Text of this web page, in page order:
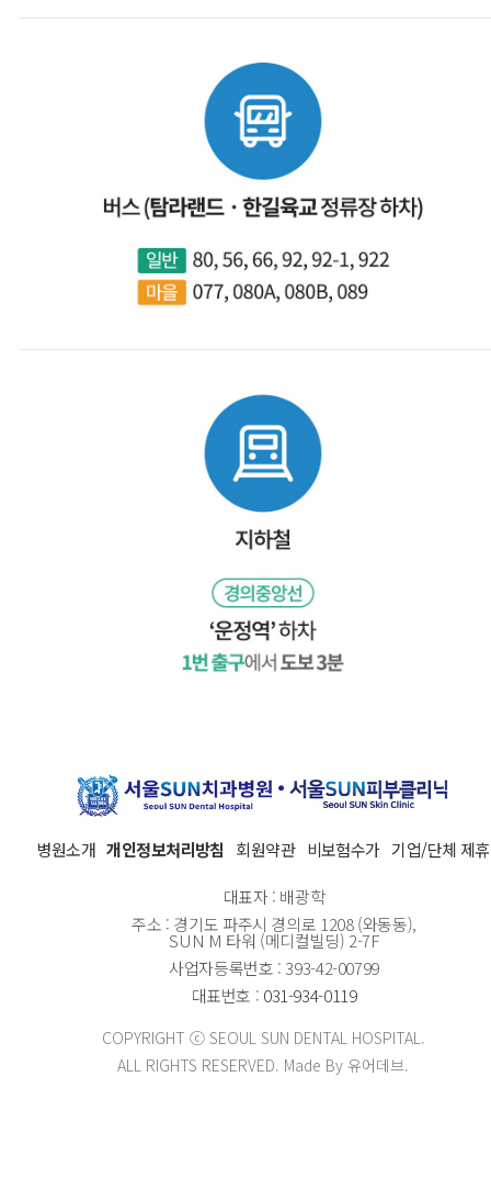
병원소개 개인정보처리방침 회원약관 비보험수가 기업/단체 제휴
대표자 : 배광학
주소 : 경기도 파주시 경의로 1208 (와동동),
SUN M 타워 (메디컬빌딩) 2-7F
사업자등록번호 : 393-42-00799
대표번호 : 031-934-0119
COPYRIGHT ⓒ SEOUL SUN DENTAL HOSPITAL.
ALL RIGHTS RESERVED. Made By 유어데브.